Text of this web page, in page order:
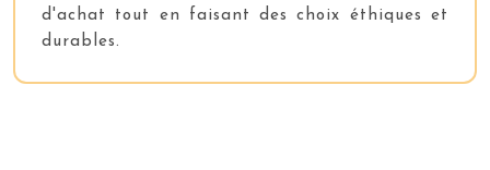
d'achat tout en faisant des choix éthiques et
durables.